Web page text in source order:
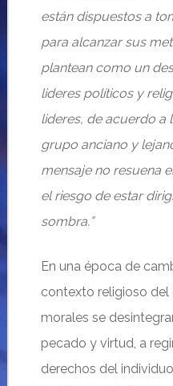
están dispuestos a
para alcanzar sus
plantean como un
lideres políticos y
lideres, de acuerdo a
grupo anciano y
mensaje no resuena
el riesgo de estar
sombra.”
En una época de
contexto religioso del
morales se
pecado y virtud, a
derechos del